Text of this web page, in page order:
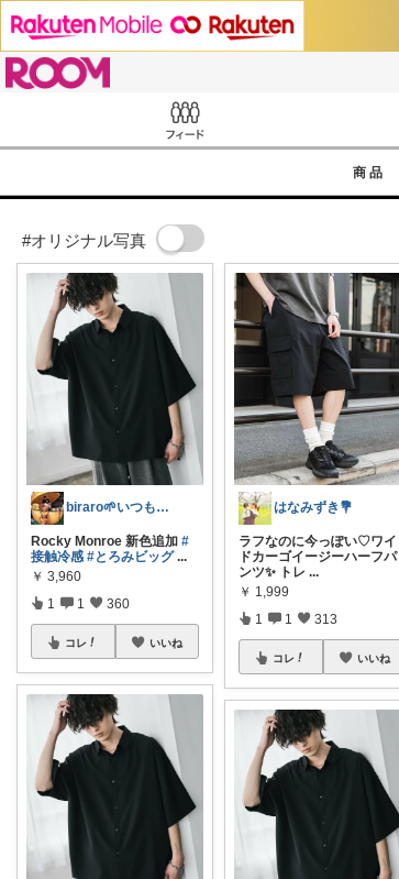
商品
#オリジナル写真
biraro🌱いつもありがとう♡
Rocky Monroe 新色追加 #
接触冷感 #とろみビッグ ...
￥ 3,960
1 1 360
コレ いいね
はなみずき💐
ラフなのに今っぽい♡ワイ
ドカーゴイージーハーフパ
ンツ✨ トレ ...
￥ 1,999
1 1 313
コレ いいね